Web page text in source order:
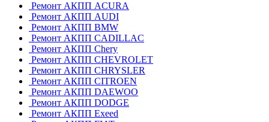
Ремонт АКПП ACURA
Ремонт АКПП AUDI
Ремонт АКПП BMW
Ремонт АКПП CADILLAC
Ремонт АКПП Chery
Ремонт АКПП CHEVROLET
Ремонт АКПП CHRYSLER
Ремонт АКПП CITROEN
Ремонт АКПП DAEWOO
Ремонт АКПП DODGE
Ремонт АКПП Exeed